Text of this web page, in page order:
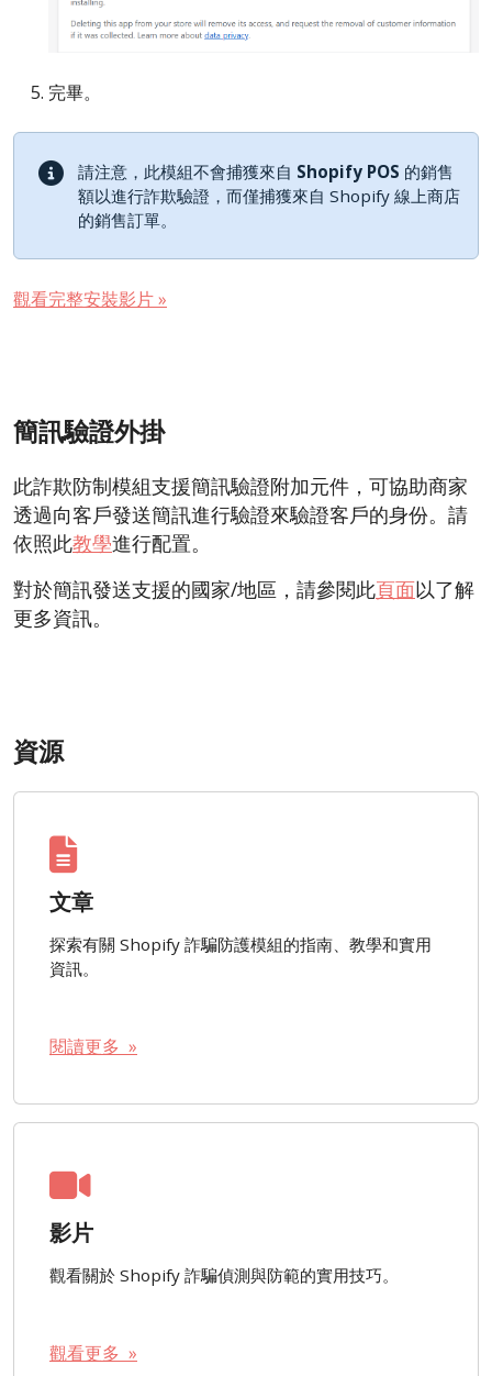
完畢。
請注意，此模組不會捕獲來自 Shopify POS 的銷售
額以進行詐欺驗證，而僅捕獲來自 Shopify 線上商店
的銷售訂單。
觀看完整安裝影片 »
簡訊驗證外掛
此詐欺防制模組支援簡訊驗證附加元件，可協助商家
透過向客戶發送簡訊進行驗證來驗證客戶的身份。請
依照此教學進行配置。
對於簡訊發送支援的國家/地區，請參閱此頁面以了解
更多資訊。
資源
文章
探索有關 Shopify 詐騙防護模組的指南、教學和實用
資訊。
閱讀更多 »
影片
觀看關於 Shopify 詐騙偵測與防範的實用技巧。
觀看更多 »